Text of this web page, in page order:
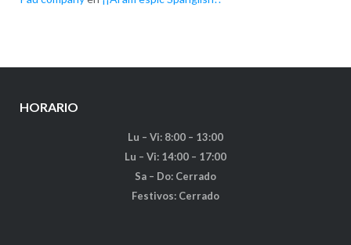
HORARIO
Lu – Vi: 8:00 – 13:00
Lu – Vi: 14:00 – 17:00
Sa – Do: Cerrado
Festivos: Cerrado